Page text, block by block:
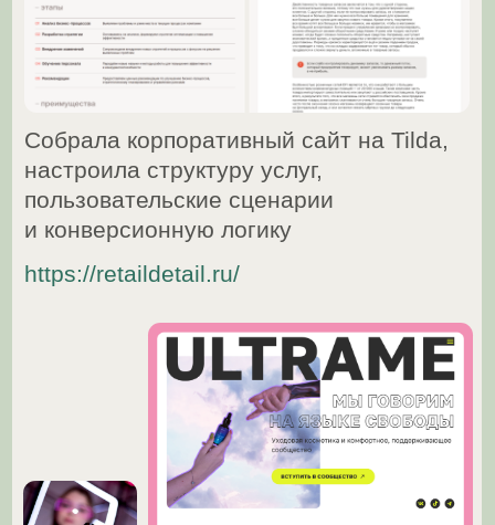
https://perspektivarus.ru/
Оформила сайт, выстроила
структуру услуг, навигацию,
тексты и визуальную систем